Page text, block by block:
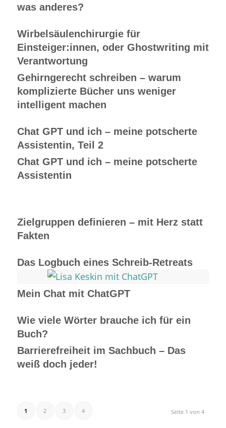
was anderes?
Wirbelsäulenchirurgie für
Einsteiger:innen, oder Ghostwriting mit
Verantwortung
Gehirngerecht schreiben – warum
komplizierte Bücher uns weniger
intelligent machen
Chat GPT und ich – meine potscherte
Assistentin, Teil 2
Chat GPT und ich – meine potscherte
Assistentin
Zielgruppen definieren – mit Herz statt
Fakten
Das Logbuch eines Schreib-Retreats
Mein Chat mit ChatGPT
Wie viele Wörter brauche ich für ein
Buch?
Barrierefreiheit im Sachbuch – Das
weiß doch jeder!
Seite 1 von 4
1 2 3 4